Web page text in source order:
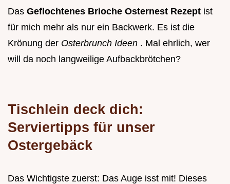
Das Geflochtenes Brioche Osternest Rezept ist
für mich mehr als nur ein Backwerk. Es ist die
Krönung der Osterbrunch Ideen . Mal ehrlich, wer
will da noch langweilige Aufbackbrötchen?
Tischlein deck dich:
Serviertipps für unser
Ostergebäck
Das Wichtigste zuerst: Das Auge isst mit! Dieses